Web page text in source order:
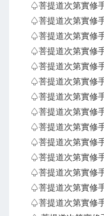
♤菩提道次第實修
♤菩提道次第實修
♤菩提道次第實修
♤菩提道次第實修
♤菩提道次第實修
♤菩提道次第實修
♤菩提道次第實修
♤菩提道次第實修
♤菩提道次第實修
♤菩提道次第實修
♤菩提道次第實修
♤菩提道次第實修
♤菩提道次第實修
♤菩提道次第實修